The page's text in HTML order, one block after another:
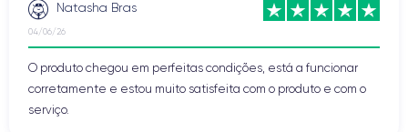
Natasha Bras
04/06/26
O produto chegou em perfeitas condições, está a funcionar
corretamente e estou muito satisfeita com o produto e com o
serviço.